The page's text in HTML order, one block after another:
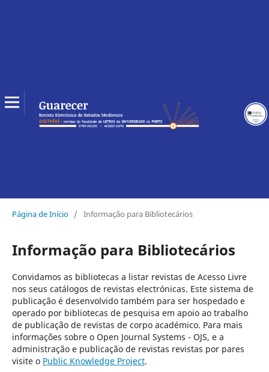
Página de Início / Informação para Bibliotecários
Informação para Bibliotecários
Convidamos as bibliotecas a listar revistas de Acesso Livre
nos seus catálogos de revistas electrónicas. Este sistema de
publicação é desenvolvido também para ser hospedado e
operado por bibliotecas de pesquisa em apoio ao trabalho
de publicação de revistas de corpo académico. Para mais
informações sobre o Open Journal Systems - OJS, e a
administração e publicação de revistas revistas por pares
visite o Public Knowledge Project.